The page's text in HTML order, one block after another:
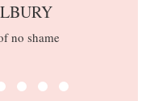
no shame